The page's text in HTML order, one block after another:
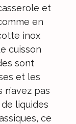
et
en
inox
cuisson
sont
et les
pas
liquides
ce